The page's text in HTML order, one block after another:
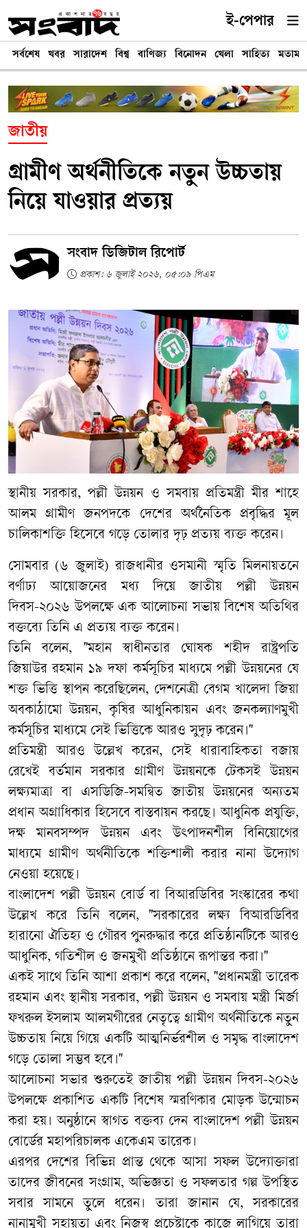
ই-পেপার
সর্বশেষ খবর সারাদেশ বিশ্ব বাণিজ্য বিনোদন খেলা সাহিত্য মতামত
জাতীয়
গ্রামীণ অর্থনীতিকে নতুন উচ্চতায়
নিয়ে যাওয়ার প্রত্যয়
সংবাদ ডিজিটাল রিপোর্ট
প্রকাশ: ৬ জুলাই ২০২৬, ০৫:০৯ পিএম
স্থানীয় সরকার, পল্লী উন্নয়ন ও সমবায় প্রতিমন্ত্রী মীর শাহে
আলম গ্রামীণ জনপদকে দেশের অর্থনৈতিক প্রবৃদ্ধির মূল
চালিকাশক্তি হিসেবে গড়ে তোলার দৃঢ় প্রত্যয় ব্যক্ত করেন।
সোমবার (৬ জুলাই) রাজধানীর ওসমানী স্মৃতি মিলনায়তনে
বর্ণাঢ্য আয়োজনের মধ্য দিয়ে জাতীয় পল্লী উন্নয়ন
দিবস-২০২৬ উপলক্ষে এক আলোচনা সভায় বিশেষ অতিথির
বক্তব্যে তি‌নি এ প্রত্যয় ব্যক্ত করেন।
তিনি বলেন, "মহান স্বাধীনতার ঘোষক শহীদ রাষ্ট্রপতি
জিয়াউর রহমান ১৯ দফা কর্মসূচির মাধ্যমে পল্লী উন্নয়নের যে
শক্ত ভিত্তি স্থাপন করেছিলেন, দেশনেত্রী বেগম খালেদা জিয়া
অবকাঠামো উন্নয়ন, কৃষির আধুনিকায়ন এবং জনকল্যাণমুখী
কর্মসূচির মাধ্যমে সেই ভিত্তিকে আরও সুদৃঢ় করেন।"
​প্রতিমন্ত্রী আরও উল্লেখ করেন, সেই ধারাবাহিকতা বজায়
রেখেই বর্তমান সরকার গ্রামীণ উন্নয়নকে টেকসই উন্নয়ন
লক্ষ্যমাত্রা বা এসডিজি-সমন্বিত জাতীয় উন্নয়নের অন্যতম
প্রধান অগ্রাধিকার হিসেবে বাস্তবায়ন করছে। আধুনিক প্রযুক্তি,
দক্ষ মানবসম্পদ উন্নয়ন এবং উৎপাদনশীল বিনিয়োগের
মাধ্যমে গ্রামীণ অর্থনীতিকে শক্তিশালী করার নানা উদ্যোগ
নেওয়া হয়েছে।
বাংলাদেশ পল্লী উন্নয়ন বোর্ড বা বিআরডিবির সংস্কারের কথা
উল্লেখ করে তিনি বলেন, "সরকারের লক্ষ্য বিআরডিবির
হারানো ঐতিহ্য ও গৌরব পুনরুদ্ধার করে প্রতিষ্ঠানটিকে আরও
আধুনিক, গতিশীল ও জনমুখী প্রতিষ্ঠানে রূপান্তর করা।"
একই সাথে তিনি আশা প্রকাশ করে বলেন, "প্রধানমন্ত্রী তারেক
রহমান এবং স্থানীয় সরকার, পল্লী উন্নয়ন ও সমবায় মন্ত্রী মির্জা
ফখরুল ইসলাম আলমগীরের নেতৃত্বে গ্রামীণ অর্থনীতিকে নতুন
উচ্চতায় নিয়ে গিয়ে একটি আত্মনির্ভরশীল ও সমৃদ্ধ বাংলাদেশ
গড়ে তোলা সম্ভব হবে।"
​আলোচনা সভার শুরুতেই জাতীয় পল্লী উন্নয়ন দিবস-২০২৬
উপলক্ষে প্রকাশিত একটি বিশেষ স্মরণিকার মোড়ক উন্মোচন
করা হয়। অনুষ্ঠানে স্বাগত বক্তব্য দেন বাংলাদেশ পল্লী উন্নয়ন
বোর্ডের মহাপরিচালক একেএম তারেক।
এরপর দেশের বিভিন্ন প্রান্ত থেকে আসা সফল উদ্যোক্তারা
তাদের জীবনের সংগ্রাম, অভিজ্ঞতা ও সফলতার গল্প উপস্থিত
সবার সামনে তুলে ধরেন। তারা জানান যে, সরকারের
নানামুখী সহায়তা এবং নিজস্ব প্রচেষ্টাকে কাজে লাগিয়ে তারা